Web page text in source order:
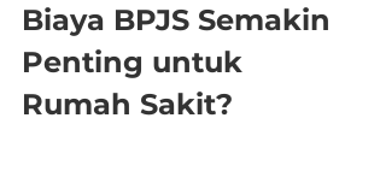
Biaya BPJS Semakin
Penting untuk
Rumah Sakit?